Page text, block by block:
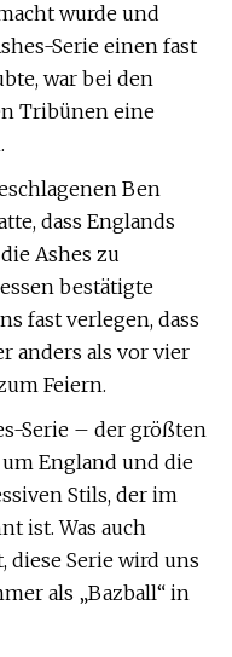
wurde und
Serie einen fast
war bei den
Tribünen eine
Ben
dass Englands
Ashes zu
bestätigte
fast verlegen, dass
anders als vor vier
Feiern.
Serie – der größten
England und die
Stils, der im
ist. Was auch
Serie wird uns
als „Bazball“ in